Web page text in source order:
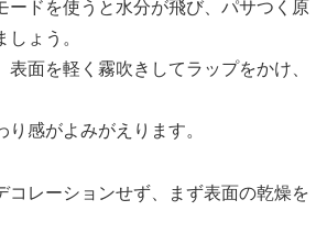
ードを使うと水分が飛び、パサつく原
ょう。
表面を軽く霧吹きしてラップをかけ、
り感がよみがえります。
コレーションせず、まず表面の乾燥を